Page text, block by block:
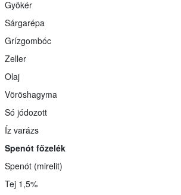
Gyökér
Sárgarépa
Grízgombóc
Zeller
Olaj
Vöröshagyma
Só jódozott
Íz varázs
Spenót főzelék
Spenót (mirelit)
Tej 1,5%